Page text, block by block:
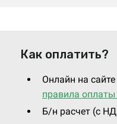
Как оплатить?
Онлайн на сайте
правила
Б/н расчет (c